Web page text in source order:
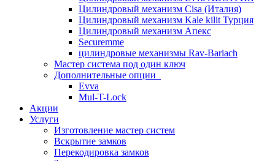
Цилиндровый механизм Cisa (Италия)
Цилиндровый механизм Kale kilit Турция
Цилиндровый механизм Апекс
Securemme
цилиндровые механизмы Rav-Bariach
Мастер система под один ключ
Дополнительные опции
Evva
Mul-T-Lock
Акции
Услуги
Изготовление мастер систем
Вскрытие замков
Перекодировка замков